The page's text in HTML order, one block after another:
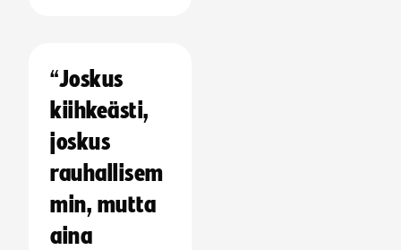
“Joskus
kiihkeästi,
joskus
rauhallisem
min, mutta
aina